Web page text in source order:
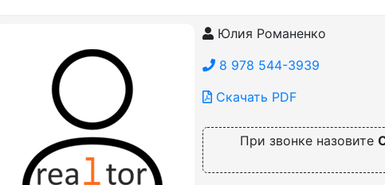
Юлия Романенко
8 978 544-3939
Скачать PDF
При звонке назовите